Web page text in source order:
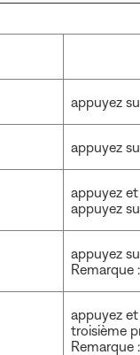
appuyez
appuyez
appuyez
appuyez
appuyez
Remarque
appuyez
troisième
Remarque